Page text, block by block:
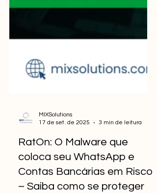
17 de set. de 2025
3 min de leitura
RatOn: O Malware que
coloca seu WhatsApp e